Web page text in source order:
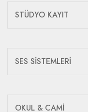
STÜDYO KAYIT
SES SİSTEMLERİ
OKUL & CAMİ